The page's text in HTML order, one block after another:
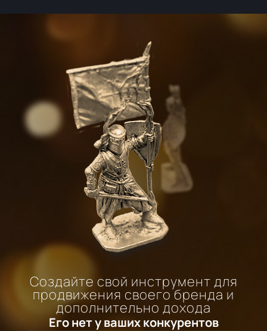
Создайте свой инструмент для
продвижения своего бренда и
дополнительно дохода
Его нет у ваших конкурентов